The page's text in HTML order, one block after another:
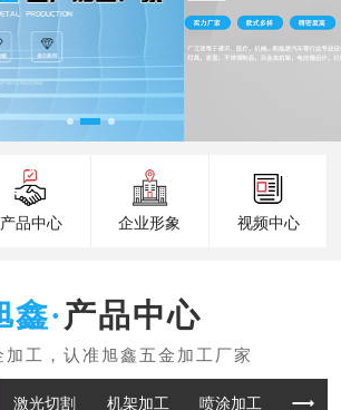
产品中心 企业形象 视频中心
产品中心
激光切割 机架加工 喷涂加工 折板